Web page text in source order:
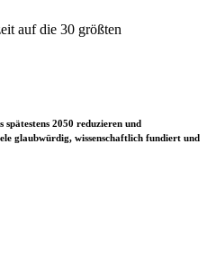
auf die 30 größten
2050 reduzieren und
glaubwürdig, wissenschaftlich fundiert und